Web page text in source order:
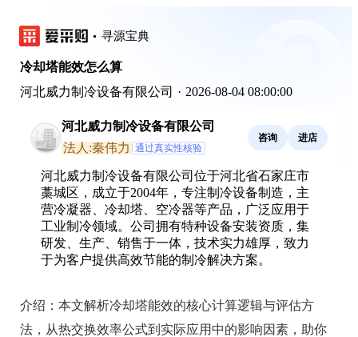
寻源宝典
冷却塔能效怎么算
河北威力制冷设备有限公司 · 2026-08-04 08:00:00
河北威力制冷设备有限公司
法人:秦伟力 通过真实性核验
咨询 进店
河北威力制冷设备有限公司位于河北省石家庄市
藁城区，成立于2004年，专注制冷设备制造，主
营冷凝器、冷却塔、空冷器等产品，广泛应用于
工业制冷领域。公司拥有特种设备安装资质，集
研发、生产、销售于一体，技术实力雄厚，致力
于为客户提供高效节能的制冷解决方案。
介绍： 本文解析冷却塔能效的核心计算逻辑与评估方
法，从热交换效率公式到实际应用中的影响因素，助你